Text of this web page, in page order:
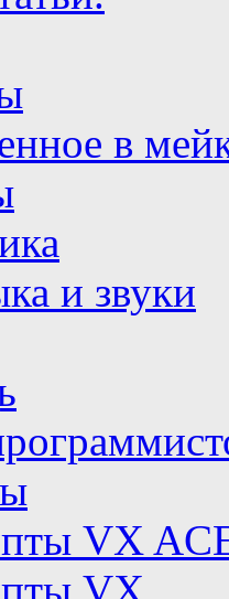
в
и звуки
VX
VX